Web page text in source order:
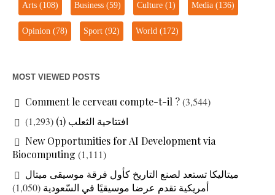
Arts (108) Business (59) Culture (1) Media (136)
Opinion (78) Sport (92) World (172)
MOST VIEWED POSTS
Comment le cerveau compte-t-il ?(3,544)
افتتاحية الثعلب (1)
(1,293)
New Opportunities for AI Development via
Biocomputing (1,111)
ميتاليكا تستعد لصنع التاريخ كأول فرقة موسيقى ميتال
أمريكية تقدم عرضا موسيقيًا في السّعودية (1,050)